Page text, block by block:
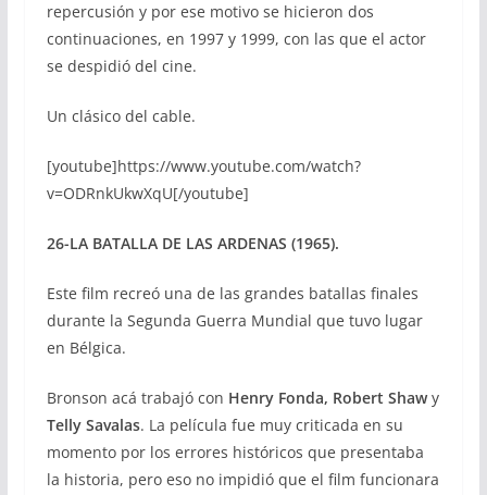
repercusión y por ese motivo se hicieron dos
continuaciones, en 1997 y 1999, con las que el actor
se despidió del cine.
Un clásico del cable.
[youtube]https://www.youtube.com/watch?
v=ODRnkUkwXqU[/youtube]
26-LA BATALLA DE LAS ARDENAS (1965).
Este film recreó una de las grandes batallas finales
durante la Segunda Guerra Mundial que tuvo lugar
en Bélgica.
Bronson acá trabajó con Henry Fonda, Robert Shawy
Telly Savalas. La película fue muy criticada en su
momento por los errores históricos que presentaba
la historia, pero eso no impidió que el film funcionara